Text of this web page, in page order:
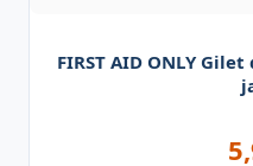
FIRST AID ONLY